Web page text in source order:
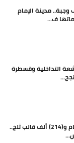
45 ألف زائر و321 ألف وجبة.. مدينة الإمام
ف...
التداخلية وقسطرة
(408) ملايين لتر من الماء الخام و(214) ألف قالب ثلج..